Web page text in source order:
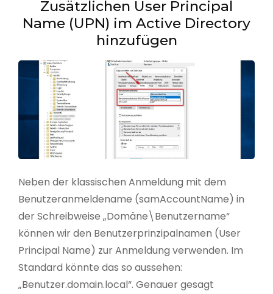
Zusätzlichen User Principal
Name (UPN) im Active Directory
hinzufügen
Neben der klassischen Anmeldung mit dem
Benutzeranmeldename (samAccountName) in
der Schreibweise „Domäne\Benutzername“
können wir den Benutzerprinzipalnamen (User
Principal Name) zur Anmeldung verwenden. Im
Standard könnte das so aussehen:
„Benutzer.domain.local“. Genauer gesagt